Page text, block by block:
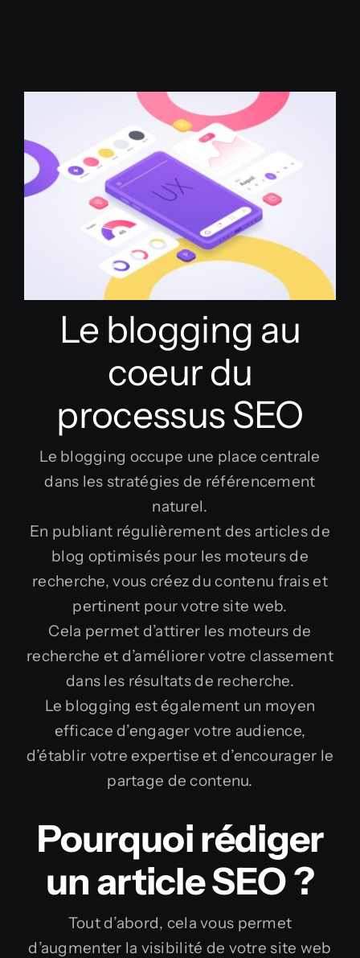
Le blogging au
coeur du
processus SEO
Le blogging occupe une place centrale
dans les stratégies de référencement
naturel.
En publiant régulièrement des articles de
blog optimisés pour les moteurs de
recherche, vous créez du contenu frais et
pertinent pour votre site web.
Cela permet d’attirer les moteurs de
recherche et d’améliorer votre classement
dans les résultats de recherche.
Le blogging est également un moyen
efficace d’engager votre audience,
d’établir votre expertise et d’encourager le
partage de contenu.
Pourquoi rédiger
un article SEO ?
Tout d’abord, cela vous permet
d’augmenter la visibilité de votre site web